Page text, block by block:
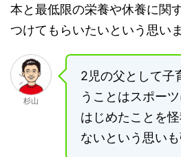
本と最低限の栄養や休養に関
つけてもらいたいという思いま
杉山
2児の父として子
うことはスポー
はじめたことを
ないという思いも